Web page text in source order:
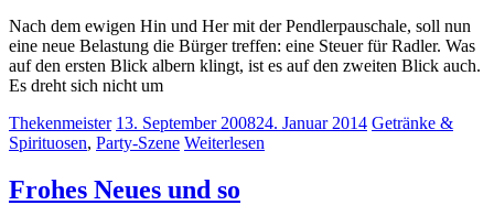
Nach dem ewigen Hin und Her mit der Pendlerpauschale, soll nun
eine neue Belastung die Bürger treffen: eine Steuer für Radler. Was
auf den ersten Blick albern klingt, ist es auf den zweiten Blick auch.
Es dreht sich nicht um
Thekenmeister 13. September 200824. Januar 2014 Getränke &
Spirituosen, Party-Szene Weiterlesen
Frohes Neues und so